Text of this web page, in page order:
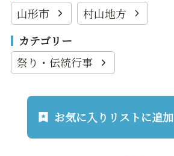
山形市
村山地方
カテゴリー
祭り・伝統行事
お気に入りリストに追加